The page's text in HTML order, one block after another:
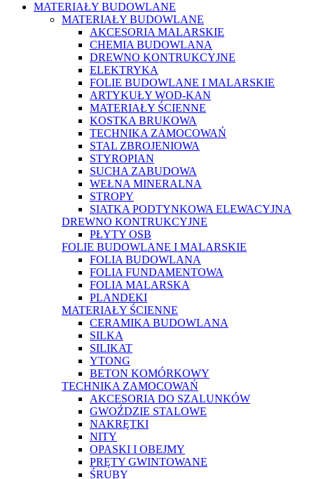
MATERIAŁY BUDOWLANE
MATERIAŁY BUDOWLANE
AKCESORIA MALARSKIE
CHEMIA BUDOWLANA
DREWNO KONTRUKCYJNE
ELEKTRYKA
FOLIE BUDOWLANE I MALARSKIE
ARTYKUŁY WOD-KAN
MATERIAŁY ŚCIENNE
KOSTKA BRUKOWA
TECHNIKA ZAMOCOWAŃ
STAL ZBROJENIOWA
STYROPIAN
SUCHA ZABUDOWA
WEŁNA MINERALNA
STROPY
SIATKA PODTYNKOWA ELEWACYJNA
DREWNO KONTRUKCYJNE
PŁYTY OSB
FOLIE BUDOWLANE I MALARSKIE
FOLIA BUDOWLANA
FOLIA FUNDAMENTOWA
FOLIA MALARSKA
PLANDEKI
MATERIAŁY ŚCIENNE
CERAMIKA BUDOWLANA
SILKA
SILIKAT
YTONG
BETON KOMÓRKOWY
TECHNIKA ZAMOCOWAŃ
AKCESORIA DO SZALUNKÓW
GWOŹDZIE STALOWE
NAKRĘTKI
NITY
OPASKI I OBEJMY
PRĘTY GWINTOWANE
ŚRUBY